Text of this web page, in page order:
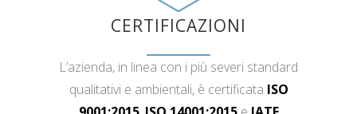
CERTIFICAZIONI
L’azienda, in linea con i più severi standard
qualitativi e ambientali, è certificata ISO